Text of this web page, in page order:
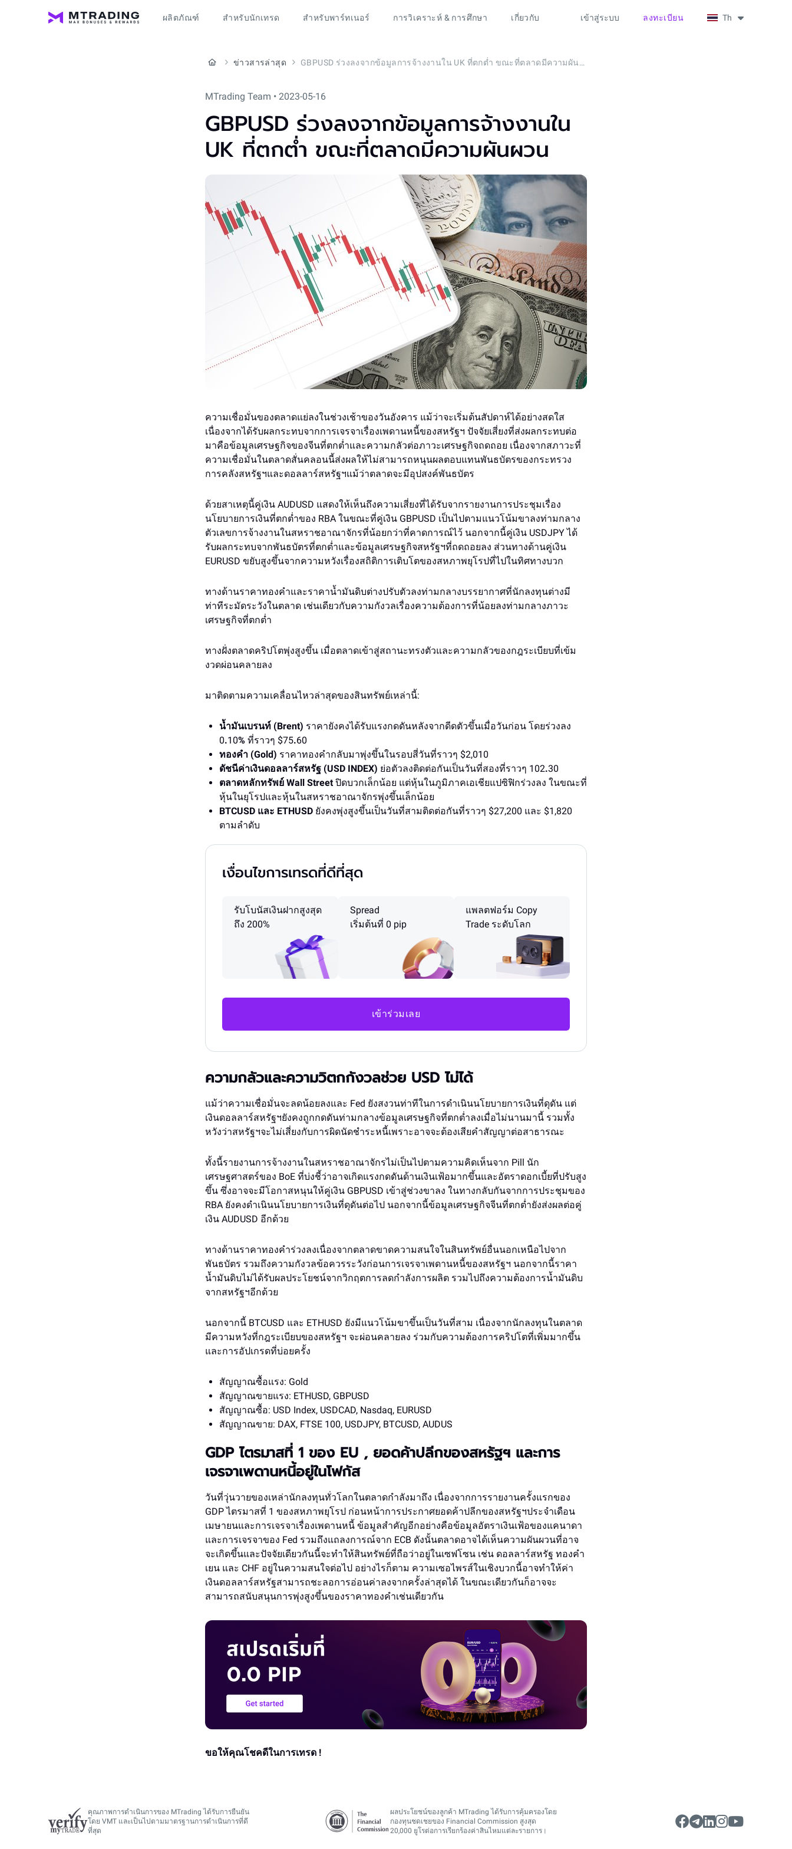
ผลิตภัณฑ์ สำหรับนักเทรด สำหรับพาร์ทเนอร์ การวิเคราะห์ & การศึกษา เกี่ยวกับ เข้าสู่ระบบ ลงทะเบียน Th
ข่าวสารล่าสุด GBPUSD ร่วงลงจากข้อมูลการจ้างงานใน UK ที่ตกต่ำ ขณะที่ตลาดมีความผันผวน
MTrading Team • 2023-05-16
GBPUSD ร่วงลงจากข้อมูลการจ้างงานใน
UK ที่ตกต่ำ ขณะที่ตลาดมีความผันผวน
ความเชื่อมั่นของตลาดแย่ลงในช่วงเช้าของวันอังคาร แม้ว่าจะเริ่มต้นสัปดาห์ได้อย่างสดใส
เนื่องจากได้รับผลกระทบจากการเจรจาเรื่องเพดานหนี้ของสหรัฐฯ ปัจจัยเสี่ยงที่ส่งผลกระทบต่อ
มาคือข้อมูลเศรษฐกิจของจีนที่ตกต่ำและความกลัวต่อภาวะเศรษฐกิจถดถอย เนื่องจากสภาวะที่
ความเชื่อมั่นในตลาดสั่นคลอนนี้ส่งผลให้ไม่สามารถหนุนผลตอบแทนพันธบัตรของกระทรวง
การคลังสหรัฐฯและดอลลาร์สหรัฐฯแม้ว่าตลาดจะมีอุปสงค์พันธบัตร
ด้วยสาเหตุนี้คู่เงิน AUDUSD แสดงให้เห็นถึงความเสี่ยงที่ได้รับจากรายงานการประชุมเรื่อง
นโยบายการเงินที่ตกต่ำของ RBA ในขณะที่คู่เงิน GBPUSD เป็นไปตามแนวโน้มขาลงท่ามกลาง
ตัวเลขการจ้างงานในสหราชอาณาจักรที่น้อยกว่าที่คาดการณ์ไว้ นอกจากนี้คู่เงิน USDJPY ได้
รับผลกระทบจากพันธบัตรที่ตกต่ำและข้อมูลเศรษฐกิจสหรัฐฯที่ถดถอยลง ส่วนทางด้านคู่เงิน
EURUSD ขยับสูงขึ้นจากความหวังเรื่องสถิติการเติบโตของสหภาพยุโรปที่ไปในทิศทางบวก
ทางด้านราคาทองคำและราคาน้ำมันดิบต่างปรับตัวลงท่ามกลางบรรยากาศที่นักลงทุนต่างมี
ท่าทีระมัดระวังในตลาด เช่นเดียวกับความกังวลเรื่องความต้องการที่น้อยลงท่ามกลางภาวะ
เศรษฐกิจที่ตกต่ำ
ทางฝั่งตลาดคริปโตพุ่งสูงขึ้น เมื่อตลาดเข้าสู่สถานะทรงตัวและความกลัวของกฎระเบียบที่เข้ม
งวดผ่อนคลายลง
มาติดตามความเคลื่อนไหวล่าสุดของสินทรัพย์เหล่านี้:
น้ำมันเบรนท์ (Brent) ราคายังคงได้รับแรงกดดันหลังจากดีดตัวขึ้นเมื่อวันก่อน โดยร่วงลง
0.10% ที่ราวๆ $75.60
ทองคำ (Gold) ราคาทองคำกลับมาพุ่งขึ้นในรอบสี่วันที่ราวๆ $2,010
ดัชนีค่าเงินดอลลาร์สหรัฐ (USD INDEX) ย่อตัวลงติดต่อกันเป็นวันที่สองที่ราวๆ 102.30
ตลาดหลักทรัพย์ Wall Streetปิดบวกเล็กน้อย แต่หุ้นในภูมิภาคเอเชียแปซิฟิกร่วงลง ในขณะที่
หุ้นในยุโรปและหุ้นในสหราชอาณาจักรพุ่งขึ้นเล็กน้อย
BTCUSD และ ETHUSD ยังคงพุ่งสูงขึ้นเป็นวันที่สามติดต่อกันที่ราวๆ $27,200 และ $1,820
ตามลำดับ
เงื่อนไขการเทรดที่ดีที่สุด
รับโบนัสเงินฝากสูงสุด
ถึง 200%
Spread
เริ่มต้นที่ 0 pip
แพลตฟอร์ม Copy
Trade ระดับโลก
เข้าร่วมเลย
ความกลัวและความวิตกกังวลช่วย USD ไม่ได้
แม้ว่าความเชื่อมั่นจะลดน้อยลงและ Fed ยังสงวนท่าทีในการดำเนินนโยบายการเงินที่ดุดัน แต่
เงินดอลลาร์สหรัฐฯยังคงถูกกดดันท่ามกลางข้อมูลเศรษฐกิจที่ตกต่ำลงเมื่อไม่นานมานี้ รวมทั้ง
หวังว่าสหรัฐฯจะไม่เสี่ยงกับการผิดนัดชำระหนี้เพราะอาจจะต้องเสียคำสัญญาต่อสาธารณะ
ทั้งนี้รายงานการจ้างงานในสหราชอาณาจักรไม่เป็นไปตามความคิดเห็นจาก Pill นัก
เศรษฐศาสตร์ของ BoE ที่บ่งชี้ว่าอาจเกิดแรงกดดันด้านเงินเฟ้อมากขึ้นและอัตราดอกเบี้ยที่ปรับสูง
ขึ้น ซึ่งอาจจะมีโอกาสหนุนให้คู่เงิน GBPUSD เข้าสู่ช่วงขาลง ในทางกลับกันจากการประชุมของ
RBA ยังคงดำเนินนโยบายการเงินที่ดุดันต่อไป นอกจากนี้ข้อมูลเศรษฐกิจจีนที่ตกต่ำยังส่งผลต่อคู่
เงิน AUDUSD อีกด้วย
ทางด้านราคาทองคำร่วงลงเนื่องจากตลาดขาดความสนใจในสินทรัพย์อื่นนอกเหนือไปจาก
พันธบัตร รวมถึงความกังวลข้อควรระวังก่อนการเจรจาเพดานหนี้ของสหรัฐฯ นอกจากนี้ราคา
น้ำมันดิบไม่ได้รับผลประโยชน์จากวิกฤตการลดกำลังการผลิต รวมไปถึงความต้องการน้ำมันดิบ
จากสหรัฐฯอีกด้วย
นอกจากนี้ BTCUSD และ ETHUSD ยังมีแนวโน้มขาขึ้นเป็นวันที่สาม เนื่องจากนักลงทุนในตลาด
มีความหวังที่กฎระเบียบของสหรัฐฯ จะผ่อนคลายลง ร่วมกับความต้องการคริปโตที่เพิ่มมากขึ้น
และการอัปเกรดที่บ่อยครั้ง
สัญญาณซื้อแรง: Gold
สัญญาณขายแรง: ETHUSD, GBPUSD
สัญญาณซื้อ: USD Index, USDCAD, Nasdaq, EURUSD
สัญญาณขาย: DAX, FTSE 100, USDJPY, BTCUSD, AUDUS
GDP ไตรมาสที่ 1 ของ EU , ยอดค้าปลีกของสหรัฐฯ และการ
เจรจาเพดานหนี้อยู่ในโฟกัส
วันที่วุ่นวายของเหล่านักลงทุนทั่วโลกในตลาดกำลังมาถึง เนื่องจากการรายงานครั้งแรกของ
GDP ไตรมาสที่ 1 ของสหภาพยุโรป ก่อนหน้าการประกาศยอดค้าปลีกของสหรัฐฯประจำเดือน
เมษายนและการเจรจาเรื่องเพดานหนี้ ข้อมูลสำคัญอีกอย่างคือข้อมูลอัตราเงินเฟ้อของแคนาดา
และการเจรจาของ Fed รวมถึงแถลงการณ์จาก ECB ดังนั้นตลาดอาจได้เห็นความผันผวนที่อาจ
จะเกิดขึ้นและปัจจัยเดียวกันนี้จะทำให้สินทรัพย์ที่ถือว่าอยู่ในเซฟโซน เช่น ดอลลาร์สหรัฐ ทองคำ
เยน และ CHF อยู่ในความสนใจต่อไป อย่างไรก็ตาม ความเซอไพรส์ในเชิงบวกนี้อาจทำให้ค่า
เงินดอลลาร์สหรัฐสามารถชะลอการอ่อนค่าลงจากครั้งล่าสุดได้ ในขณะเดียวกันก็อาจจะ
สามารถสนับสนุนการพุ่งสูงขึ้นของราคาทองคำเช่นเดียวกัน
ขอให้คุณโชคดีในการเทรด !
คุณภาพการดำเนินการของ MTrading ได้รับการยืนยัน
โดย VMT และเป็นไปตามมาตรฐานการดำเนินการที่ดี
ที่สุด
ผลประโยชน์ของลูกค้า MTrading ได้รับการคุ้มครองโดย
กองทุนชดเชยของ Financial Commission สูงสุด
20,000 ยูโรต่อการเรียกร้องค่าสินไหมแต่ละรายการ।